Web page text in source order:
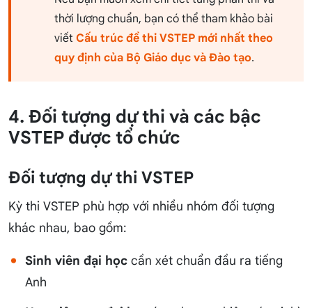
thời lượng chuẩn, bạn có thể tham khảo bài
viết Cấu trúc đề thi VSTEP mới nhất theo
quy định của Bộ Giáo dục và Đào tạo.
4. Đối tượng dự thi và các bậc
VSTEP được tổ chức
Đối tượng dự thi VSTEP
Kỳ thi VSTEP phù hợp với nhiều nhóm đối tượng
khác nhau, bao gồm:
Sinh viên đại học cần xét chuẩn đầu ra tiếng
Anh